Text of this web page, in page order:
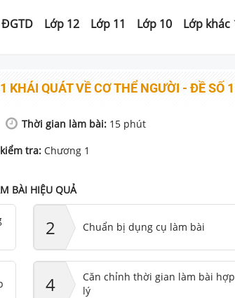
Lớp 12 Lớp 11 Lớp 10 Lớp khác
QUÁT VỀ CƠ THỂ NGƯỜI - ĐỀ SỐ 1
Thời gian làm bài: 15phút
tra: Chương 1
BÀI HIỆU QUẢ
2 Chuẩn bị dụng cụ làm bài
4
Căn chỉnh thời gian làm bài hợp
lý